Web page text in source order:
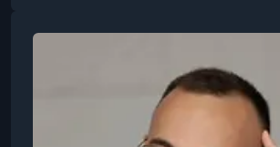
GymTeam (ранее UsmanovaTeam)
помогли более 330 000 женщинам.
популярный Instagram (3+ млн
где делится тренировками,